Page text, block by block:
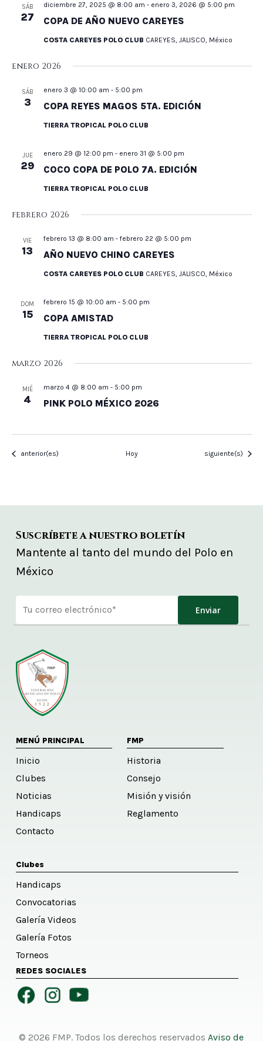
SÁB
27 COPA DE AÑO NUEVO CAREYES
diciembre 27, 2025 @ 8:00 am - enero 3, 2026 @ 5:00 pm
COSTA CAREYES POLO CLUB CAREYES, JALISCO, México
enero 2026
SÁB
3 COPA REYES MAGOS 5TA. EDICIÓN
enero 3 @ 10:00 am - 5:00 pm
TIERRA TROPICAL POLO CLUB
JUE
29 COCO COPA DE POLO 7A. EDICIÓN
enero 29 @ 12:00 pm - enero 31 @ 5:00 pm
TIERRA TROPICAL POLO CLUB
febrero 2026
VIE
13 AÑO NUEVO CHINO CAREYES
febrero 13 @ 8:00 am - febrero 22 @ 5:00 pm
COSTA CAREYES POLO CLUB CAREYES, JALISCO, México
DOM
15 COPA AMISTAD
febrero 15 @ 10:00 am - 5:00 pm
TIERRA TROPICAL POLO CLUB
marzo 2026
MIÉ
4 PINK POLO MÉXICO 2026
marzo 4 @ 8:00 am - 5:00 pm
Eventos
anterior(es) Hoy Eventos
siguiente(s)
Suscríbete a nuestro boletín
Mantente al tanto del mundo del Polo en
México
MENÚ PRINCIPAL
Inicio
Clubes
Noticias
Handicaps
Contacto
FMP
Historia
Consejo
Misión y visión
Reglamento
Clubes
Handicaps
Convocatorias
Galería Videos
Galería Fotos
Torneos
REDES SOCIALES
© 2026 FMP. Todos los derechos reservadosAviso de